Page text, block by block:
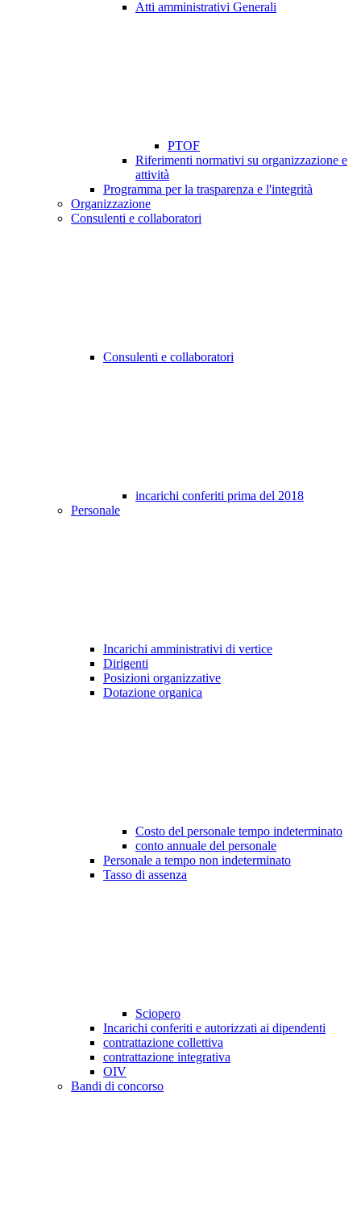
Atti amministrativi Generali
PTOF
Riferimenti normativi su organizzazione e
attività
Programma per la trasparenza e l'integrità
Organizzazione
Consulenti e collaboratori
Consulenti e collaboratori
incarichi conferiti prima del 2018
Personale
Incarichi amministrativi di vertice
Dirigenti
Posizioni organizzative
Dotazione organica
Costo del personale tempo indeterminato
conto annuale del personale
Personale a tempo non indeterminato
Tasso di assenza
Sciopero
Incarichi conferiti e autorizzati ai dipendenti
contrattazione collettiva
contrattazione integrativa
OIV
Bandi di concorso